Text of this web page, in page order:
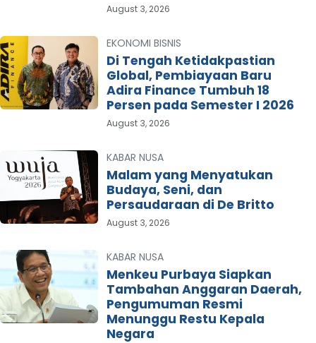
August 3, 2026
EKONOMI BISNIS
Di Tengah Ketidakpastian
Global, Pembiayaan Baru
Adira Finance Tumbuh 18
Persen pada Semester I 2026
August 3, 2026
KABAR NUSA
Malam yang Menyatukan
Budaya, Seni, dan
Persaudaraan di De Britto
August 3, 2026
KABAR NUSA
Menkeu Purbaya Siapkan
Tambahan Anggaran Daerah,
Pengumuman Resmi
Menunggu Restu Kepala
Negara